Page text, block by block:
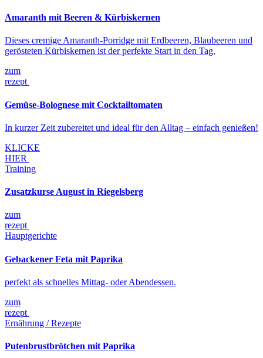
Amaranth mit Beeren & Kürbiskernen
Dieses cremige Amaranth-Porridge mit Erdbeeren, Blaubeeren und
gerösteten Kürbiskernen ist der perfekte Start in den Tag.
zum
rezept
Gemüse-Bolognese mit Cocktailtomaten
In kurzer Zeit zubereitet und ideal für den Alltag – einfach genießen!
KLICKE
HIER
Training
Zusatzkurse August in Riegelsberg
zum
rezept
Hauptgerichte
Gebackener Feta mit Paprika
perfekt als schnelles Mittag- oder Abendessen.
zum
rezept
Ernährung / Rezepte
Putenbrustbrötchen mit Paprika